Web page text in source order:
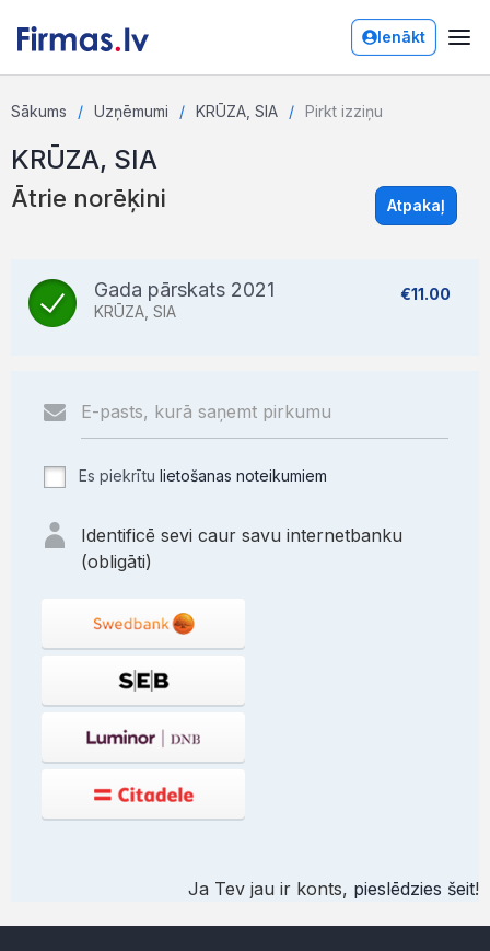
Ienākt
Sākums Uzņēmumi KRŪZA, SIA Pirkt izziņu
KRŪZA, SIA
Ātrie norēķini Atpakaļ
Gada pārskats 2021
KRŪZA, SIA
€11.00
Es piekrītu lietošanas noteikumiem
Identificē sevi caur savu internetbanku
(obligāti)
Ja Tev jau ir konts, pieslēdzies šeit!